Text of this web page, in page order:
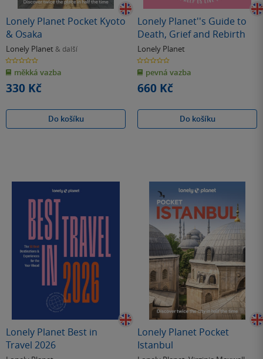
Lonely Planet Pocket Kyoto
& Osaka
Lonely Planet & další
0.0
z
5
hvězdiček
měkká vazba
330 Kč
Do košíku
Lonely Planet''s Guide to
Death, Grief and Rebirth
Lonely Planet
0.0
z
5
hvězdiček
pevná vazba
660 Kč
Do košíku
Lonely Planet Best in
Travel 2026
Lonely Planet Pocket
Istanbul